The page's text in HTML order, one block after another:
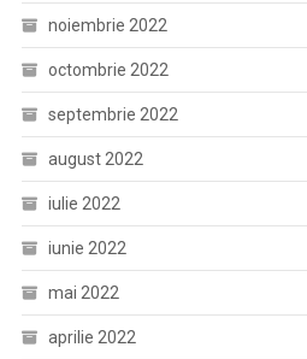
noiembrie 2022
octombrie 2022
septembrie 2022
august 2022
iulie 2022
iunie 2022
mai 2022
aprilie 2022